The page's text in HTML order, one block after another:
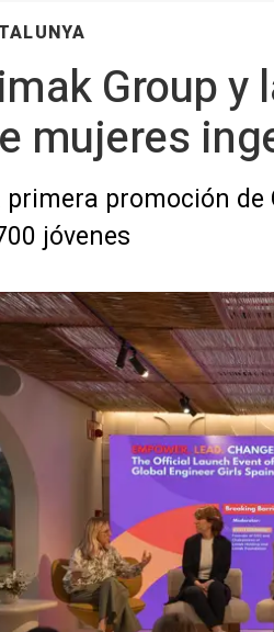
Group y
mujeres
primera promoción
jóvenes